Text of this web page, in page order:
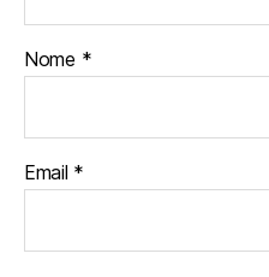
Nome *
Email *